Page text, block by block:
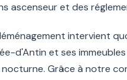
ascenseur et des
intervient
d'Antin et ses
Grâce à notre